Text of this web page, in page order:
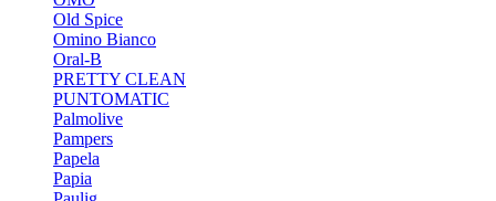
Old Spice
Omino Bianco
Oral-B
PRETTY CLEAN
PUNTOMATIC
Palmolive
Pampers
Papela
Papia